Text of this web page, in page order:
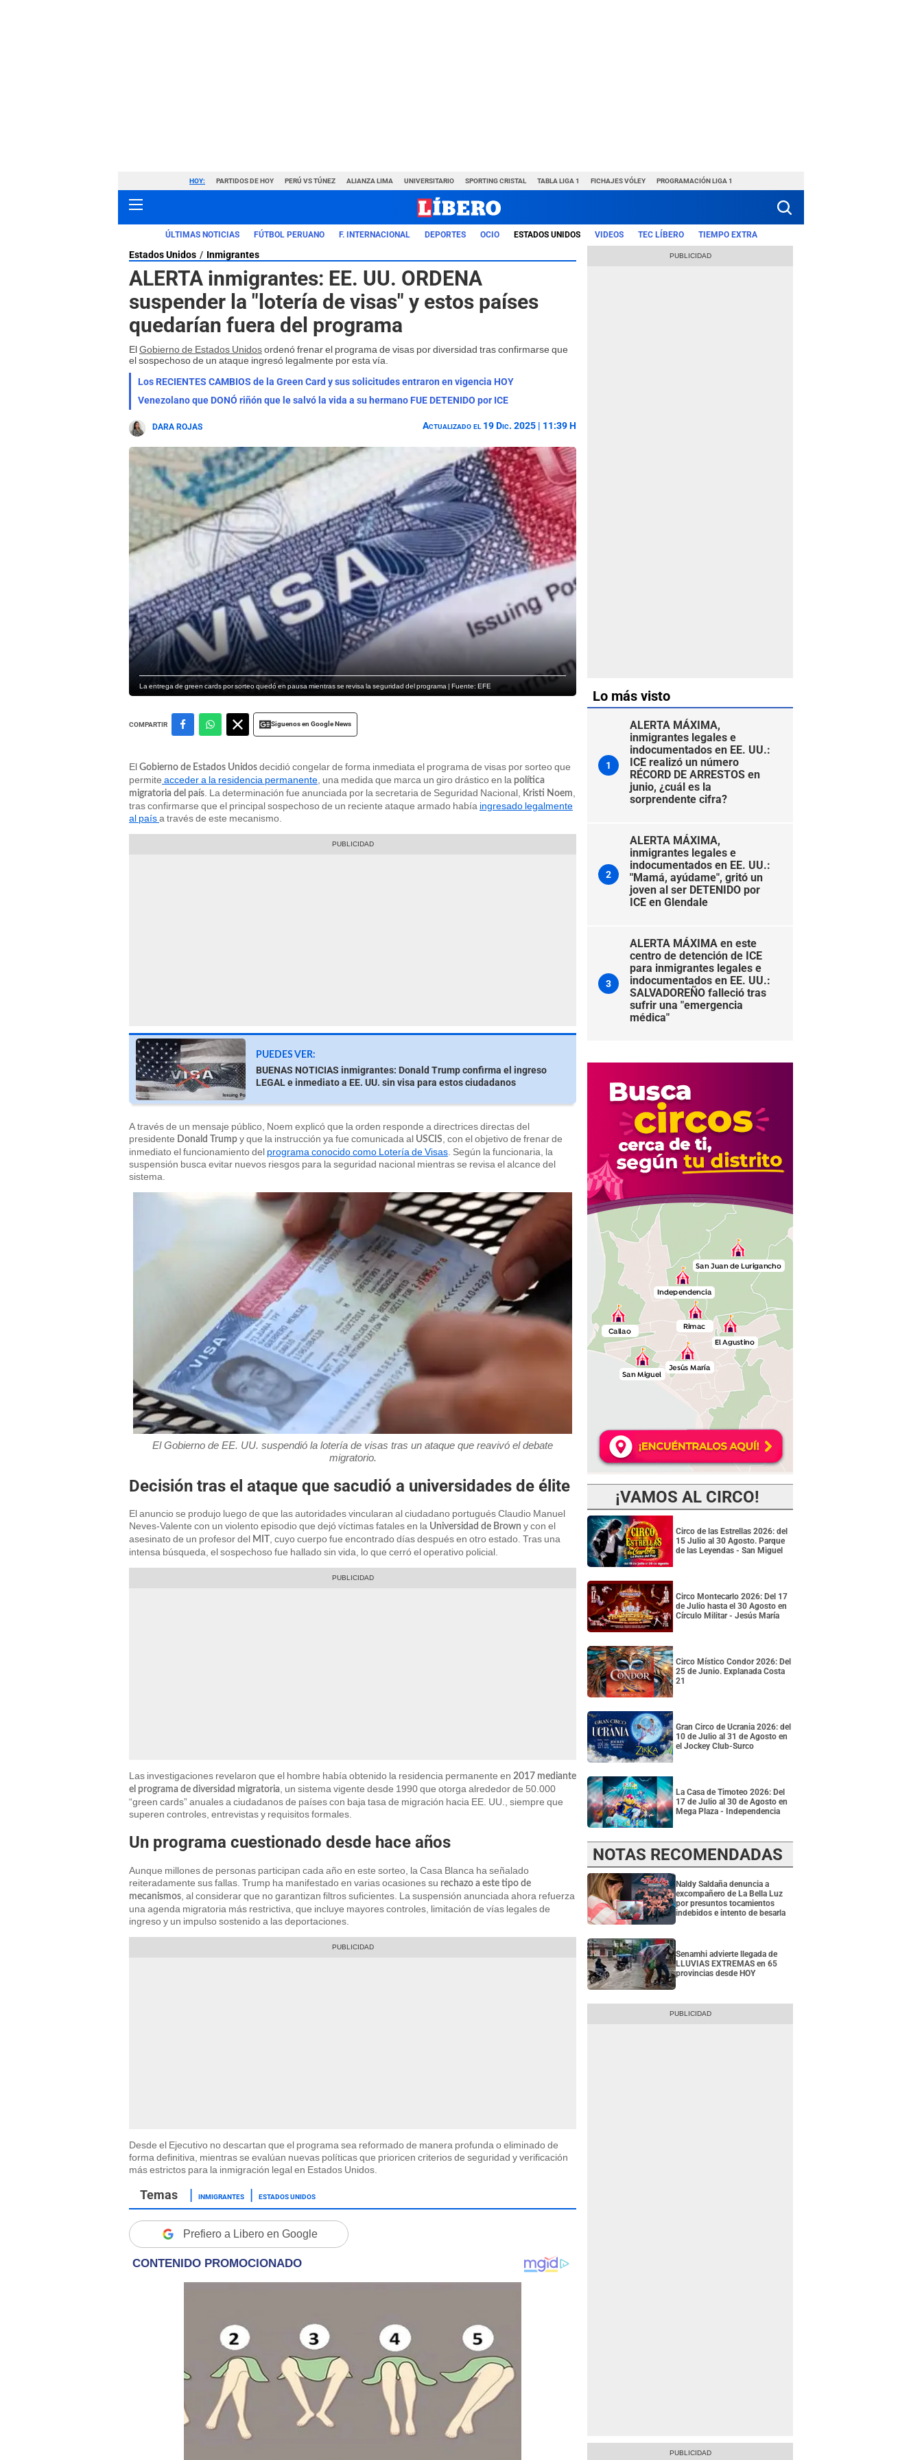
HOY: PARTIDOS DE HOY PERÚ VS TÚNEZ ALIANZA LIMA UNIVERSITARIO SPORTING CRISTAL TABLA LIGA 1 FICHAJES VÓLEY PROGRAMACIÓN LIGA 1
ÚLTIMAS NOTICIAS FÚTBOL PERUANO F. INTERNACIONAL DEPORTES OCIO ESTADOS UNIDOS VIDEOS TEC LÍBERO TIEMPO EXTRA
Estados Unidos Inmigrantes
ALERTA inmigrantes: EE. UU. ORDENA
suspender la "lotería de visas" y estos países
quedarían fuera del programa
ElGobierno de Estados Unidosordenó frenar el programa de visas por diversidad tras confirmarse que
el sospechoso de un ataque ingresó legalmente por esta vía.
Los RECIENTES CAMBIOS de la Green Card y sus solicitudes entraron en vigencia HOY
Venezolano que DONÓ riñón que le salvó la vida a su hermano FUE DETENIDO por ICE
DARA ROJAS Actualizado el 19 Dic. 2025 | 11:39 H
La entrega de green cards por sorteo quedó en pausa mientras se revisa la seguridad del programa | Fuente: EFE
COMPARTIR Siguenos en Google News
El Gobierno de Estados Unidos decidió congelar de forma inmediata el programa de visas por sorteo que
permite acceder a la residencia permanente , una medida que marca un giro drástico en la política
migratoria del país . La determinación fue anunciada por la secretaria de Seguridad Nacional, Kristi Noem
tras confirmarse que el principal sospechoso de un reciente ataque armado había ingresado legalmente
al paísa través de este mecanismo.
PUEDES VER:
BUENAS NOTICIAS inmigrantes: Donald Trump confirma el ingreso
LEGAL e inmediato a EE. UU. sin visa para estos ciudadanos
A través de un mensaje público, Noem explicó que la orden responde a directrices directas del
presidente Donald Trump y que la instrucción ya fue comunicada al USCIS , con el objetivo de frenar de
inmediato el funcionamiento del programa conocido como Lotería de Visas . Según la funcionaria, la
suspensión busca evitar nuevos riesgos para la seguridad nacional mientras se revisa el alcance del
sistema.
El Gobierno de EE. UU. suspendió la lotería de visas tras un ataque que reavivó el debate
migratorio.
Decisión tras el ataque que sacudió a universidades de élite
El anuncio se produjo luego de que las autoridades vincularan al ciudadano portugués Claudio Manuel
Neves-Valente con un violento episodio que dejó víctimas fatales en la Universidad de Brown y con el
asesinato de un profesor del MIT , cuyo cuerpo fue encontrado días después en otro estado. Tras una
intensa búsqueda, el sospechoso fue hallado sin vida, lo que cerró el operativo policial.
Las investigaciones revelaron que el hombre había obtenido la residencia permanente en 2017 mediante
el programa de diversidad migratoria, un sistema vigente desde 1990 que otorga alrededor de 50.000
“green cards” anuales a ciudadanos de países con baja tasa de migración hacia EE. UU., siempre que
superen controles, entrevistas y requisitos formales.
Un programa cuestionado desde hace años
Aunque millones de personas participan cada año en este sorteo, la Casa Blanca ha señalado
reiteradamente sus fallas. Trump ha manifestado en varias ocasiones su rechazo a este tipo de
mecanismos, al considerar que no garantizan filtros suficientes. La suspensión anunciada ahora refuerza
una agenda migratoria más restrictiva, que incluye mayores controles, limitación de vías legales de
ingreso y un impulso sostenido a las deportaciones.
Desde el Ejecutivo no descartan que el programa sea reformado de manera profunda o eliminado de
forma definitiva, mientras se evalúan nuevas políticas que prioricen criterios de seguridad y verificación
más estrictos para la inmigración legal en Estados Unidos.
INMIGRANTES ESTADOS UNIDOS
Prefiero a Libero en Google
Lo más visto
1
ALERTA MÁXIMA,
inmigrantes legales e
indocumentados en EE. UU.:
ICE realizó un número
RÉCORD DE ARRESTOS en
junio, ¿cuál es la
sorprendente cifra?
2
ALERTA MÁXIMA,
inmigrantes legales e
indocumentados en EE. UU.:
"Mamá, ayúdame", gritó un
joven al ser DETENIDO por
ICE en Glendale
3
ALERTA MÁXIMA en este
centro de detención de ICE
para inmigrantes legales e
indocumentados en EE. UU.:
SALVADOREÑO falleció tras
sufrir una "emergencia
médica"
¡VAMOS AL CIRCO!
Circo de las Estrellas 2026: del
15 Julio al 30 Agosto. Parque
de las Leyendas - San Miguel
Circo Montecarlo 2026: Del 17
de Julio hasta el 30 Agosto en
Círculo Militar - Jesús María
Circo Místico Condor 2026: Del
25 de Junio. Explanada Costa
21
Gran Circo de Ucrania 2026: del
10 de Julio al 31 de Agosto en
el Jockey Club-Surco
La Casa de Timoteo 2026: Del
17 de Julio al 30 de Agosto en
Mega Plaza - Independencia
NOTAS RECOMENDADAS
Naldy Saldaña denuncia a
excompañero de La Bella Luz
por presuntos tocamientos
indebidos e intento de besarla
Senamhi advierte llegada de
LLUVIAS EXTREMAS en 65
provincias desde HOY